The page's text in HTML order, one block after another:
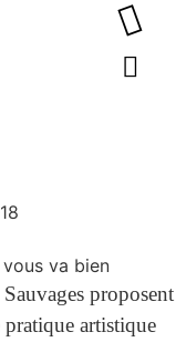
va bien
proposent
artistique